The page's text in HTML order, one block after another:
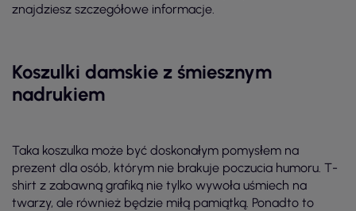
znajdziesz szczegółowe informacje.
Koszulki damskie z śmiesznym
nadrukiem
Taka koszulka może być doskonałym pomysłem na
prezent dla osób, którym nie brakuje poczucia humoru. T-
shirt z zabawną grafiką nie tylko wywoła uśmiech na
twarzy, ale również będzie miłą pamiątką. Ponadto to